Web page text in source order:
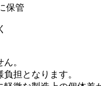
保管
。
担となります。